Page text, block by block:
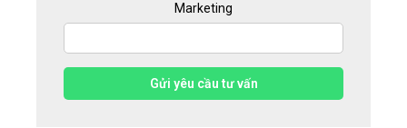
Marketing
Gửi yêu cầu tư vấn